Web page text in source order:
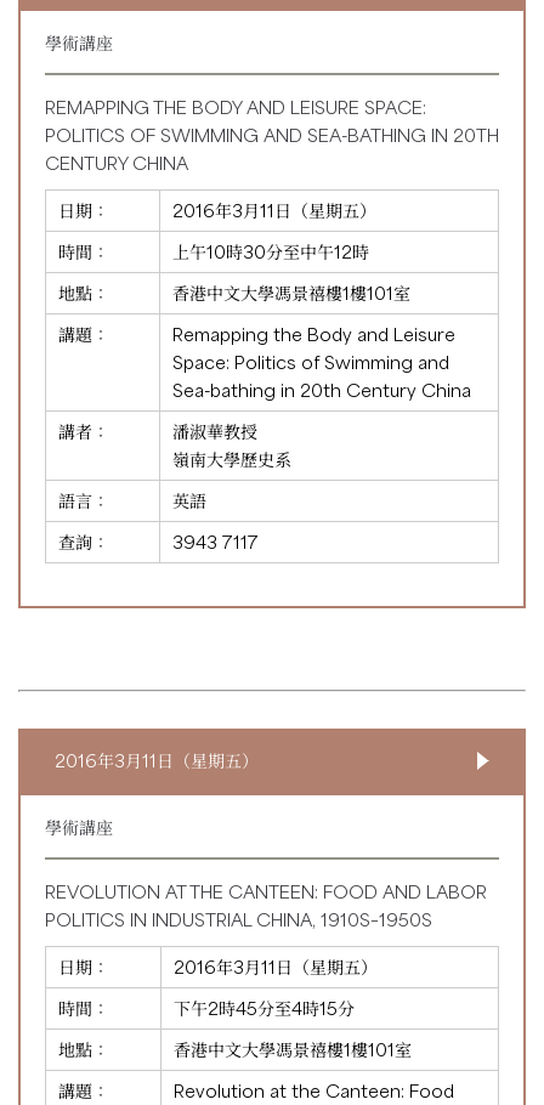
學術講座
REMAPPING THE BODY AND LEISURE SPACE:
POLITICS OF SWIMMING AND SEA-BATHING IN 20TH
CENTURY CHINA
日期：
2016年3月11日（星期五）
時間：
上午10時30分至中午12時
地點：
香港中文大學馮景禧樓1樓101室
講題：
Remapping the Body and Leisure
Space: Politics of Swimming and
Sea-bathing in 20th Century China
講者：
潘淑華教授
嶺南大學歷史系
語言：
英語
查詢：
3943 7117
2016年3月11日（星期五）
學術講座
REVOLUTION AT THE CANTEEN: FOOD AND LABOR
POLITICS IN INDUSTRIAL CHINA, 1910S–1950S
日期：
2016年3月11日（星期五）
時間：
下午2時45分至4時15分
地點：
香港中文大學馮景禧樓1樓101室
講題：
Revolution at the Canteen: Food